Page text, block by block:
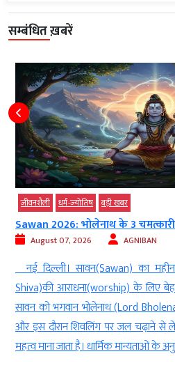
सम्बंधित ख़बरें
जीवनशैली धर्म-ज्‍योतिष बड़ी खबर
Sawan 2026: भोलेनाथ के 3 चमत्कारी
August 07, 2026 AGNIBAN
नई दिल्ली। सावन(Sawan) का
Shiva)की आराधना(worship) के लिए
सावन को भगवान भोलेनाथ (Lord
और इस दौरान शिवलिंग पर जल चढ़ाने से
महत्व माना जाता है। धार्मिक मान्यताओं के